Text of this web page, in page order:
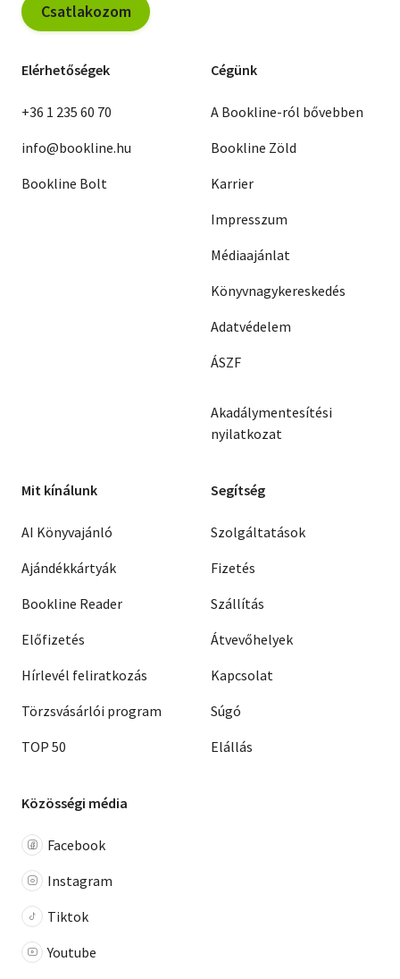
Csatlakozom
Elérhetőségek
+36 1 235 60 70
info@bookline.hu
Bookline Bolt
Cégünk
A Bookline-ról bővebben
Bookline Zöld
Karrier
Impresszum
Médiaajánlat
Könyvnagykereskedés
Adatvédelem
ÁSZF
Akadálymentesítési
nyilatkozat
Mit kínálunk
AI Könyvajánló
Ajándékkártyák
Bookline Reader
Előfizetés
Hírlevél feliratkozás
Törzsvásárlói program
TOP 50
Segítség
Szolgáltatások
Fizetés
Szállítás
Átvevőhelyek
Kapcsolat
Súgó
Elállás
Közösségi média
Facebook
Instagram
Tiktok
Youtube